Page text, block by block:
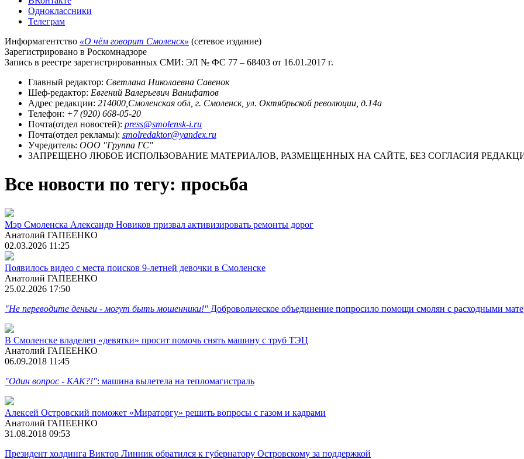
Одноклассники
Телеграм
Информагентство «О чём говорит Смоленск» (сетевое издание)
Зарегистрировано в Роскомнадзоре
Запись в реестре зарегистрированных СМИ: ЭЛ № ФС 77 – 68403 от 16.01.2017 г.
Главный редактор: Светлана Николаевна Савенок
Шеф-редактор: Евгений Валерьевич Ванифатов
Адрес редакции: 214000,Смоленская обл, г. Смоленск, ул. Октябрьской революции, д.14а
Телефон: +7 (920) 668-05-20
Почта(отдел новостей): press@smolensk-i.ru
Почта(отдел рекламы): smolredaktor@yandex.ru
Учредитель: ООО "Группа ГС"
ЗАПРЕЩЕНО ЛЮБОЕ ИСПОЛЬЗОВАНИЕ МАТЕРИАЛОВ, РАЗМЕЩЕННЫХ НА САЙТЕ, БЕЗ СОГЛАСИЯ
Все новости по тегу: просьба
Мэр Смоленска Александр Новиков призвал активизировать ремонты дорог
Анатолий ГАПЕЕНКО
02.03.2026 11:25
Появилось видео с места поисков 9-летней девочки в Смоленске
Анатолий ГАПЕЕНКО
25.02.2026 17:50
"Не переводите деньги - могут быть мошенники!" Добровольческое объединение попросило помощи смолян с расходными
В Смоленске владелец «девятки» просит помочь снять машину с труб ТЭЦ
Анатолий ГАПЕЕНКО
06.09.2018 11:45
"Один вопрос - КАК?!": машина вылетела на тепломагистраль
Алексей Островский поможет «Мираторгу» решить вопросы с газом и кадрами
Анатолий ГАПЕЕНКО
31.08.2018 09:53
Президент холдинга Виктор Линник обратился к губернатору Островскому за поддержкой